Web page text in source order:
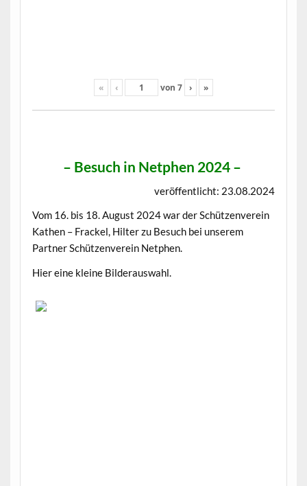
« ‹ von 7 › »
– Besuch in Netphen 2024–
veröffentlicht: 23.08.2024
Vom 16. bis 18. August 2024 war der Schützenverein
Kathen – Frackel, Hilter zu Besuch bei unserem
Partner Schützenverein Netphen.
Hier eine kleine Bilderauswahl.